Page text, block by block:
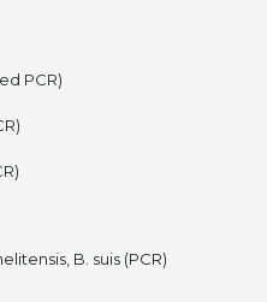
PCR)
B. suis (PCR)